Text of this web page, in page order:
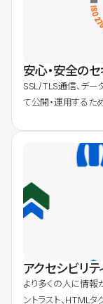
安心・安全の
SSL/TLS通信、デー
て公開・運用するた
アクセシビリ
より多くの人に情報
ントラスト、HTML